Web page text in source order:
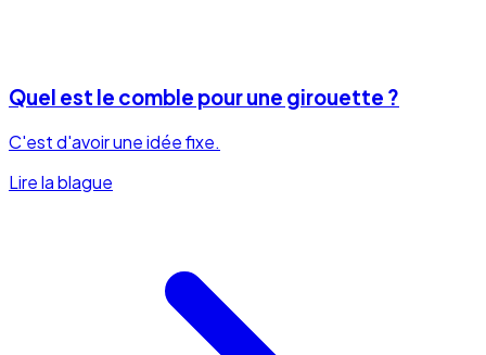
Quel est le comble pour une girouette ?
C'est d'avoir une idée fixe.
Lire la blague